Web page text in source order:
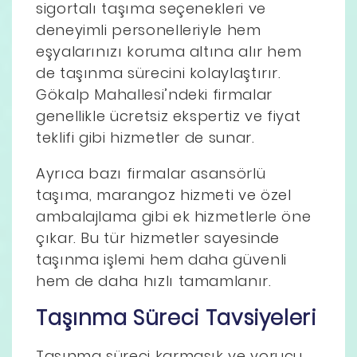
sigortalı taşıma seçenekleri ve
deneyimli personelleriyle hem
eşyalarınızı koruma altına alır hem
de taşınma sürecini kolaylaştırır.
Gökalp Mahallesi’ndeki firmalar
genellikle ücretsiz ekspertiz ve fiyat
teklifi gibi hizmetler de sunar.
Ayrıca bazı firmalar asansörlü
taşıma, marangoz hizmeti ve özel
ambalajlama gibi ek hizmetlerle öne
çıkar. Bu tür hizmetler sayesinde
taşınma işlemi hem daha güvenli
hem de daha hızlı tamamlanır.
Taşınma Süreci Tavsiyeleri